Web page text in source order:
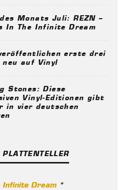
Monats Juli: REZN –
In The Infinite Dream
erste drei
neu auf Vinyl
Stones: Diese
Vinyl-Editionen gibt
in vier deutschen
Infinite Dream*